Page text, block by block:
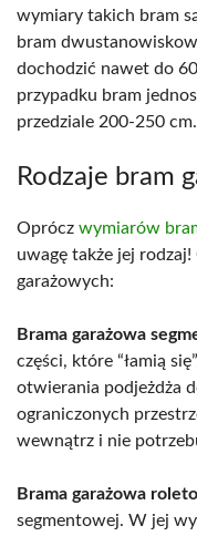
wymiary takich bram
bram
dochodzić nawet do
przypadku bram
przedziale 200-250 cm.
Rodzaje bram
Oprócz wymiarów
uwagę także jej
garażowych:
Brama garażowa
części, które “łamią
otwierania podjeżdża
ograniczonych
wewnątrz i nie
Brama garażowa
segmentowej. W jej